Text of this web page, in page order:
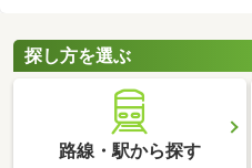
部屋を見つけましょう。
探し方を選ぶ
路線・駅から探す